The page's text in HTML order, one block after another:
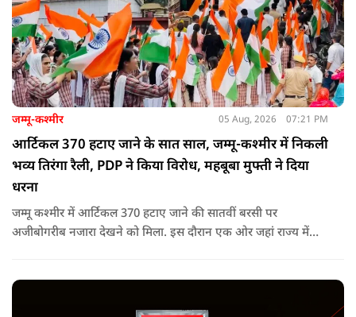
जम्मू-कश्मीर 05 Aug, 2026 07:21 PM
आर्टिकल 370 हटाए जाने के सात साल, जम्मू-कश्मीर में निकली
भव्य तिरंगा रैली, PDP ने किया विरोध, महबूबा मुफ्ती ने दिया
धरना
जम्मू कश्मीर में आर्टिकल 370 हटाए जाने की सातवीं बरसी पर
अजीबोगरीब नजारा देखने को मिला. इस दौरान एक ओर जहां राज्य में